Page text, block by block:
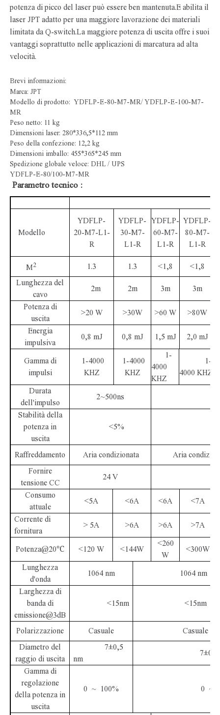
potenza di picco del laser può essere ben mantenuta.E abilita il
laser JPT adatto per una maggiore lavorazione dei materiali
limitata da Q-switch.La maggiore potenza di uscita offre i suoi
vantaggi soprattutto nelle applicazioni di marcatura ad alta
velocità.
Brevi informazioni:
Marca: JPT
Modello di prodotto: YDFLP-E-80-M7-MR/ YDFLP-E-100-M7-
MR
Peso netto: 11 kg
Dimensioni laser: 280*336,5*112 mm
Peso della confezione: 12,2 kg
Dimensioni imballo: 455*365*245 mm
Spedizione globale veloce: DHL / UPS
YDFLP-E-80/100-M7-MR
Parametro tecnico :
Modello
YDFLP-
20-M7-L1-
R
YDFLP-
30-M7-
L1-R
YDFLP-
60-M7-
L1-R
YDFLP-
80-M7-
L1-R
M2 1.3 1.3 <1,8
<1,8
Lunghezza del
cavo
2m 2m 3m 3m
Potenza di
uscita
>20 W >30W >60 W >80W
Energia
impulsiva
0,8 mJ 0,8 mJ 1,5 mJ 2,0 mJ
Gamma di
impulsi
1-4000
KHZ
1-4000
KHZ
1-
4000
KHZ
1-
4000 KHZ
Durata
dell'impulso
2~500ns
Stabilità della
potenza in
uscita
<5%
Raffreddamento Aria condizionata
Aria
Fornire
tensione CC
24 V
Consumo
attuale
<5A <6A <6A <7A
Corrente di
fornitura
> 5A >6A >6A >7A
Potenza@20℃ <120 W <144W
<260
W
<300W
Lunghezza
d'onda
1064 nm 1064 nm
Larghezza di
banda di
emissione@3dB
<15nm <15nm
Polarizzazione Casuale
Casuale
Diametro del
raggio di uscita
7±0,5
nm
7±0,5
Gamma di
regolazione
della potenza in
uscita
0 ~ 100% 0 ~